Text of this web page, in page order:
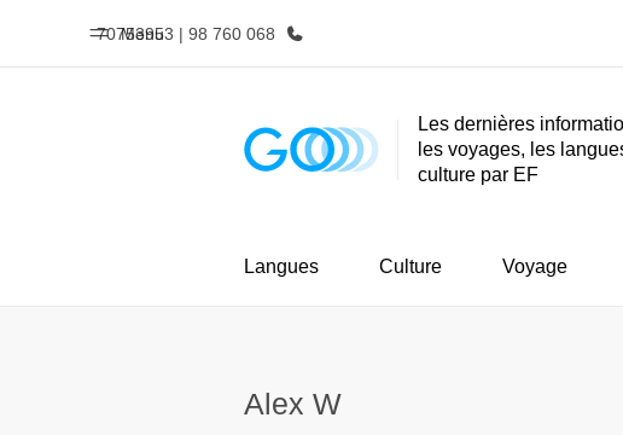
Menu
70753953 | 98 760 068
Accueil Programmes
Nos offres
Les dernières
les voyages, les
culture par EF
Langues Culture Voyage
Alex W